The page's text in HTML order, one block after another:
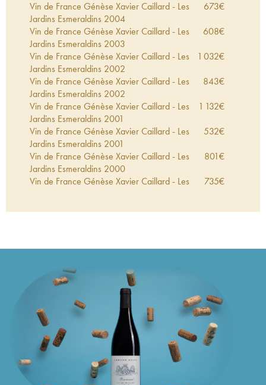
Vin de France Génèse Xavier Caillard - Les
Jardins Esmeraldins 2004
673€
Vin de France Génèse Xavier Caillard - Les
Jardins Esmeraldins 2003
608€
Vin de France Génèse Xavier Caillard - Les
Jardins Esmeraldins 2002
1 032€
Vin de France Génèse Xavier Caillard - Les
Jardins Esmeraldins 2002
843€
Vin de France Génèse Xavier Caillard - Les
Jardins Esmeraldins 2001
1 132€
Vin de France Génèse Xavier Caillard - Les
Jardins Esmeraldins 2001
532€
Vin de France Génèse Xavier Caillard - Les
Jardins Esmeraldins 2000
801€
Vin de France Génèse Xavier Caillard - Les
735€